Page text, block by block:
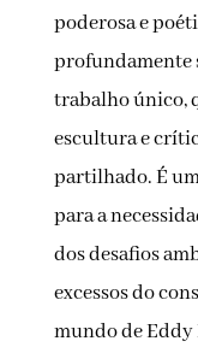
poderosa e
profundamente
trabalho único,
escultura e
partilhado. É
para a
dos desafios
excessos do
mundo de Eddy